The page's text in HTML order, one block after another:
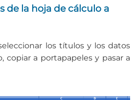
de la hoja de cálculo a
los títulos y los datos
copiar a portapapeles y pasar a